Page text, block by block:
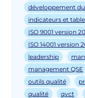
développement
indicateurs et
ISO 9001 version
ISO 14001 version
leadership
management QSE
outils qualité
qualité
qvct